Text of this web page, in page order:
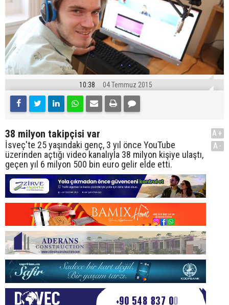
10:38 04 Temmuz 2015
38 milyon takipçisi var
İsveç'te 25 yaşındaki genç, 3 yıl önce YouTube
üzerinden açtığı video kanalıyla 38 milyon kişiye ulaştı,
geçen yıl 6 milyon 500 bin euro gelir elde etti.
A+
A-